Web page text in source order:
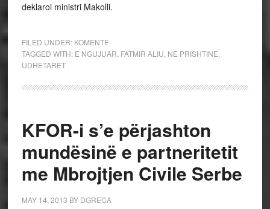
deklaroi ministri Makolli.
FILED UNDER: KOMENTE
TAGGED WITH: E NGUJUAR FATMIR ALIU NE PRISHTINE
UDHETARET
KFOR-i s’e përjashton
mundësinë e partneritetit
me Mbrojtjen Civile Serbe
MAY 14, 2013 BY DGRECA